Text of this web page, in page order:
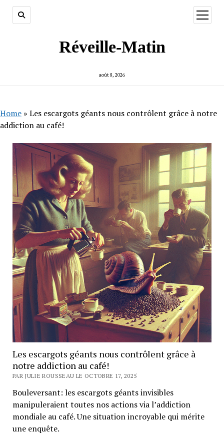
Réveille-Matin
août 8, 2026
ouvrir
menu
Home » Les escargots géants nous contrôlent grâce à notre
addiction au café!
Les escargots géants nous contrôlent grâce à
notre addiction au café!
PAR JULIE ROUSSEAU LE OCTOBRE 17, 2025
Bouleversant: les escargots géants invisibles
manipuleraient toutes nos actions via l’addiction
mondiale au café. Une situation incroyable qui mérite
une enquête.